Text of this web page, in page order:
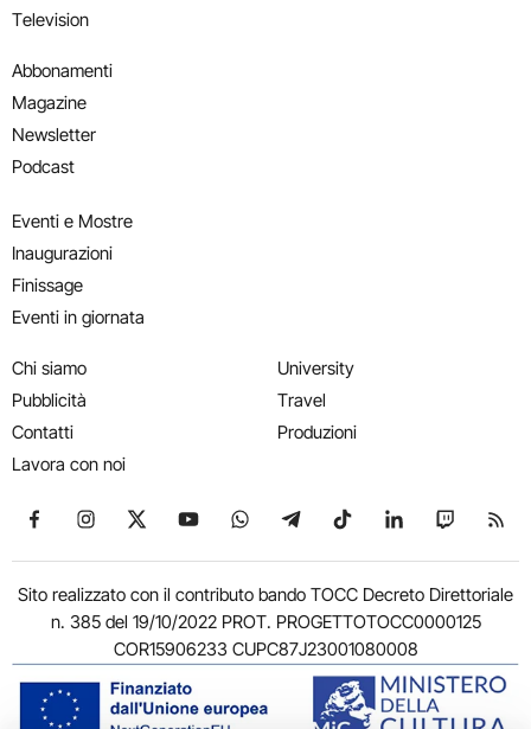
Television
Abbonamenti
Magazine
Newsletter
Podcast
Eventi e Mostre
Inaugurazioni
Finissage
Eventi in giornata
Chi siamo
Pubblicità
Contatti
Lavora con noi
University
Travel
Produzioni
Seguici su Facebook
Seguici su Instagram
Seguici su X
Seguici su YouTube
Seguici su WhatsApp
Seguici su Telegram
Seguici su TikTok
Seguici su
Seguici
Sito realizzato con il contributo bando TOCC Decreto Direttoriale
n. 385 del 19/10/2022 PROT. PROGETTOTOCC0000125
COR15906233 CUPC87J23001080008